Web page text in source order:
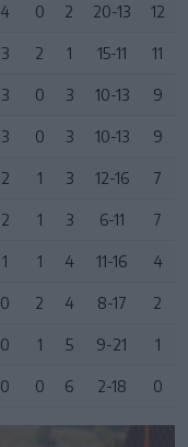
4 0 2 20-13 12
3 2 1 15-11 11
3 0 3 10-13 9
3 0 3 10-13 9
2 1 3 12-16 7
2 1 3 6-11 7
1 1 4 11-16 4
0 2 4 8-17 2
0 1 5 9-21 1
0 0 6 2-18 0